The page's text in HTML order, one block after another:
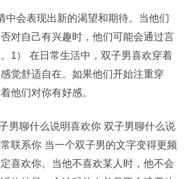
中会表现出新的渴望和期待。当他们
对自己有兴趣时，他们可能会通过言
1） 在日常生活中，双子男喜欢穿着
觉舒适自在。如果他们开始注重穿
他们对你有好感。
男聊什么说明喜欢你 双子男聊什么说
联系你 当一个双子男的文字变得更频
喜欢你。当他不喜欢某人时，他不会